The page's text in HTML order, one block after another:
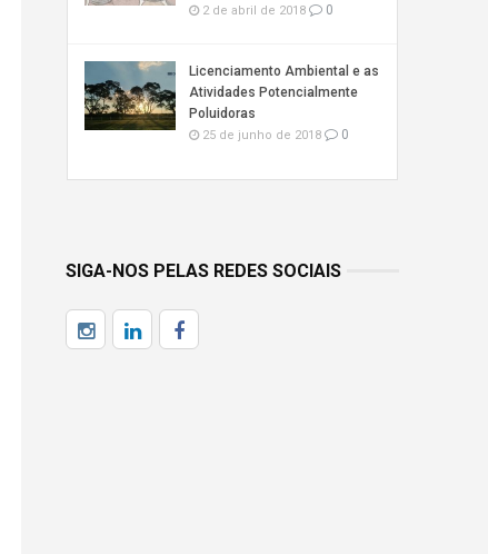
2 de abril de 2018 0
Licenciamento Ambiental e as
Atividades Potencialmente
Poluidoras
25 de junho de 2018 0
SIGA-NOS PELAS REDES SOCIAIS